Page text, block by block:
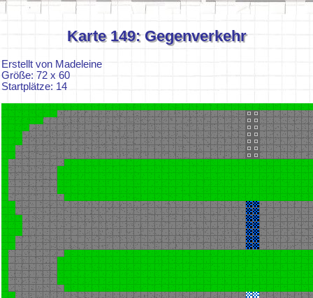
Karte 149: Gegenverkehr
Erstellt von Madeleine
Größe: 72 x 60
Startplätze: 14